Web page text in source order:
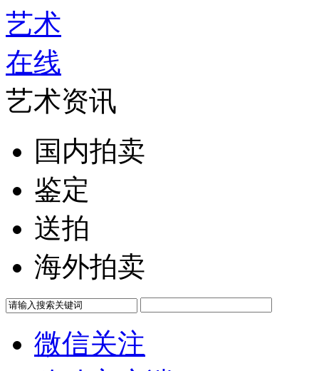
艺术资讯
国内拍卖
鉴定
送拍
海外拍卖
微信关注